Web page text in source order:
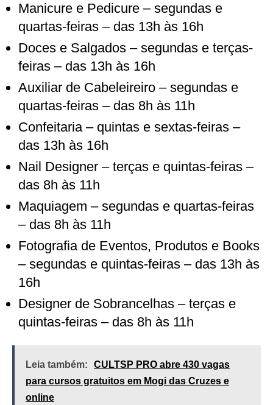
Manicure e Pedicure – segundas e
quartas-feiras – das 13h às 16h
Doces e Salgados – segundas e terças-
feiras – das 13h às 16h
Auxiliar de Cabeleireiro – segundas e
quartas-feiras – das 8h às 11h
Confeitaria – quintas e sextas-feiras –
das 13h às 16h
Nail Designer – terças e quintas-feiras –
das 8h às 11h
Maquiagem – segundas e quartas-feiras
– das 8h às 11h
Fotografia de Eventos, Produtos e Books
– segundas e quintas-feiras – das 13h às
16h
Designer de Sobrancelhas – terças e
quintas-feiras – das 8h às 11h
Leia também:
CULTSP PRO abre 430 vagas
para cursos gratuitos em Mogi das Cruzes e
online